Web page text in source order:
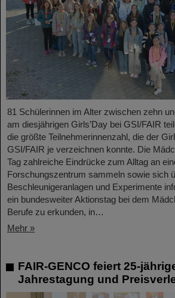
81 Schülerinnen im Alter zwischen zehn
am diesjährigen Girls’Day bei GSI/FAIR
die größte Teilnehmerinnenzahl, die der
GSI/FAIR je verzeichnen konnte. Die
Tag zahlreiche Eindrücke zum Alltag an
Forschungszentrum sammeln sowie sich
Beschleunigeranlagen und Experimente
ein bundesweiter Aktionstag bei dem
Berufe zu erkunden, in…
Mehr »
FAIR-GENCO feiert 25-
Jahrestagung und